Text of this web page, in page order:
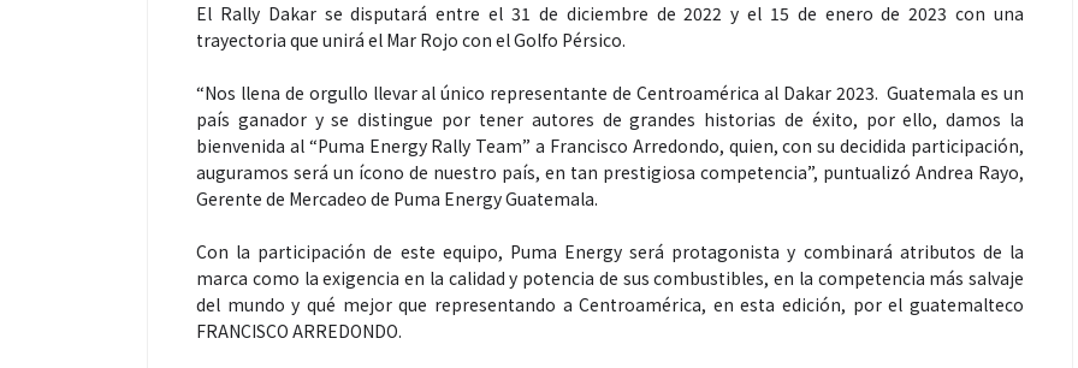
El Rally Dakar se disputará entre el 31 de diciembre de 2022 y el 15 de enero de 2023 con una
trayectoria que unirá el Mar Rojo con el Golfo Pérsico.
“Nos llena de orgullo llevar al único representante de Centroamérica al Dakar 2023. Guatemala es un
país ganador y se distingue por tener autores de grandes historias de éxito, por ello, damos la
bienvenida al “Puma Energy Rally Team” a Francisco Arredondo, quien, con su decidida participación,
auguramos será un ícono de nuestro país, en tan prestigiosa competencia”, puntualizó Andrea Rayo,
Gerente de Mercadeo de Puma Energy Guatemala.
Con la participación de este equipo, Puma Energy será protagonista y combinará atributos de la
marca como la exigencia en la calidad y potencia de sus combustibles, en la competencia más salvaje
del mundo y qué mejor que representando a Centroamérica, en esta edición, por el guatemalteco
FRANCISCO ARREDONDO.
primer capítulo del universo de
“FRAGMENTOS” su próximo
álbum de estudio
Dai” y conquista el número uno
mundial en Spotify y Billboard
46.º Festival de Marimba Paiz
transforma la tradición en un
espectáculo para todos